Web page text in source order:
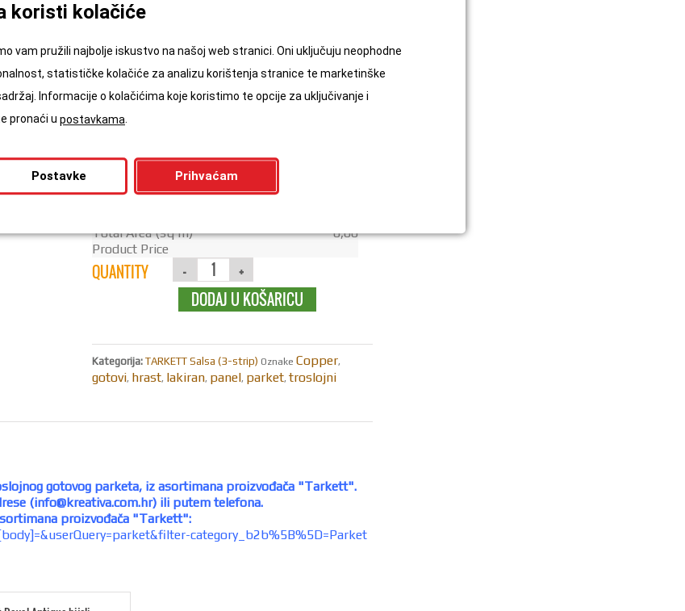
U PAKETU/M2
2,658
Total Area (sq m)
0,00
Product Price
QUANTITY
DODAJ U KOŠARICU
Kategorija: TARKETT Salsa (3-strip) Oznake Copper,
gotovi, hrast, lakiran, panel, parket, troslojni
gotovog parketa, iz asortimana proizvođača "Tarkett".
(info@kreativa.com.hr) ili putem telefona.
proizvođača "Tarkett":
category_b2b%5B%5D=Parket
koristi kolačiće
vam pružili najbolje iskustvo na našoj web stranici. Oni uključuju neophodne
statističke kolačiće za analizu korištenja stranice te marketinške
Informacije o kolačićima koje koristimo te opcije za uključivanje i
pronaći u postavkama.
Prihvaćam
Postavke